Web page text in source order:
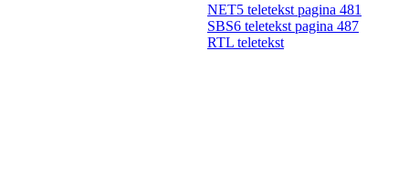
NET5 teletekst pagina 481
SBS6 teletekst pagina 487
RTL teletekst